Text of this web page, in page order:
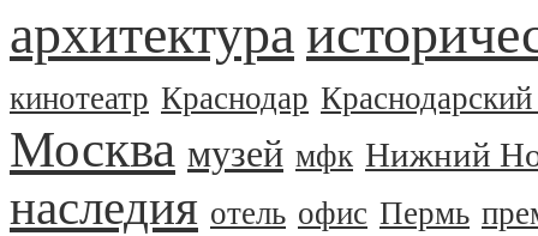
архитектура
кинотеатр Краснодар
Москва музей мфк Нижний
наследия отель офис Пермь